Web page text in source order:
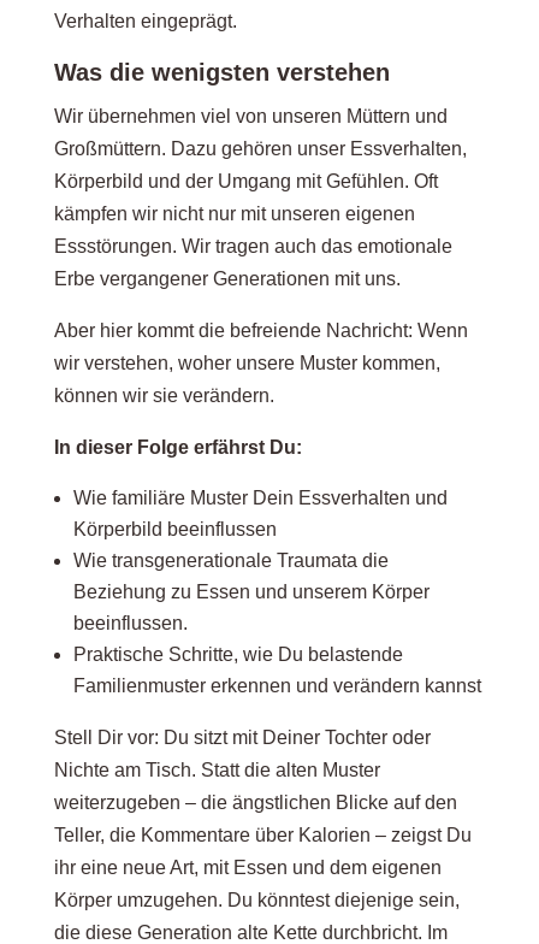
Verhalten eingeprägt.
Was die wenigsten verstehen
Wir übernehmen viel von unseren Müttern und
Großmüttern. Dazu gehören unser Essverhalten,
Körperbild und der Umgang mit Gefühlen. Oft
kämpfen wir nicht nur mit unseren eigenen
Essstörungen. Wir tragen auch das emotionale
Erbe vergangener Generationen mit uns.
Aber hier kommt die befreiende Nachricht: Wenn
wir verstehen, woher unsere Muster kommen,
können wir sie verändern.
In dieser Folge erfährst Du:
Wie familiäre Muster Dein Essverhalten und
Körperbild beeinflussen
Wie transgenerationale Traumata die
Beziehung zu Essen und unserem Körper
beeinflussen.
Praktische Schritte, wie Du belastende
Familienmuster erkennen und verändern kannst
Stell Dir vor: Du sitzt mit Deiner Tochter oder
Nichte am Tisch. Statt die alten Muster
weiterzugeben – die ängstlichen Blicke auf den
Teller, die Kommentare über Kalorien – zeigst Du
ihr eine neue Art, mit Essen und dem eigenen
Körper umzugehen. Du könntest diejenige sein,
die diese Generation alte Kette durchbricht. Im